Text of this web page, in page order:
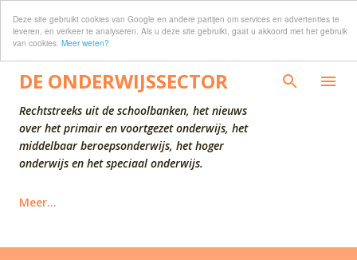
Deze site gebruikt cookies van Google en andere partijen om services en advertenties te
leveren, en verkeer te analyseren. Als u deze site gebruikt, gaat u akkoord met het gebruik
van cookies. Meer weten?
Doorgaan naar hoofdcontent
DE ONDERWIJSSECTOR
Rechtstreeks uit de schoolbanken, het nieuws
over het primair en voortgezet onderwijs, het
middelbaar beroepsonderwijs, het hoger
onderwijs en het speciaal onderwijs.
Meer…